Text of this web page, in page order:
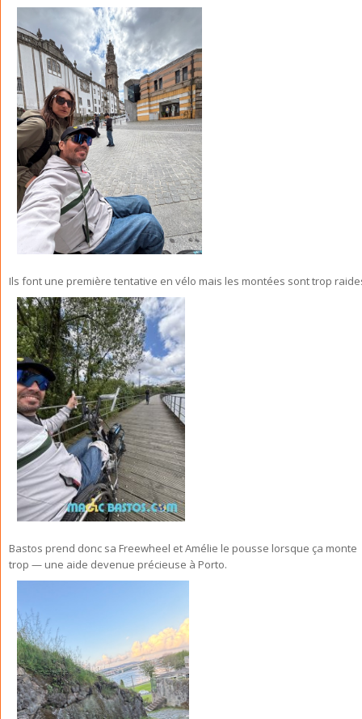
Ils font une première tentative en vélo mais les montées sont trop
Bastos prend donc sa Freewheel et Amélie le pousse lorsque ça monte
trop — une aide devenue précieuse à Porto.